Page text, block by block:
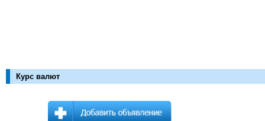
Курс валют